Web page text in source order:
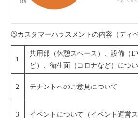
⑤カスタマーハラスメントの内容（ディ
1
共用部（休憩スペース）、設備（
ど）、衛生面（コロナなど）につ
2 テナントへのご意見について
3 イベントについて（イベント運営ス